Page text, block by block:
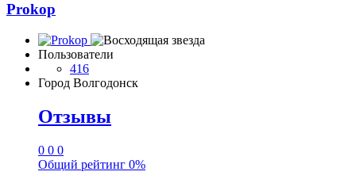
Prokop
Пользователи
416
Город Волгодонск
Отзывы
0 0 0
Общий рейтинг 0%